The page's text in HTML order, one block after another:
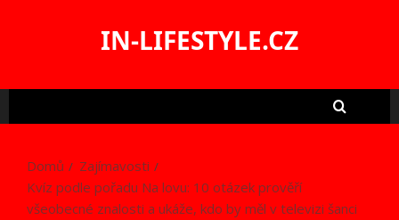
IN-LIFESTYLE.CZ
Domů
Zajímavosti
Kvíz podle pořadu Na lovu: 10 otázek prověří
všeobecné znalosti a ukáže, kdo by měl v televizi šanci